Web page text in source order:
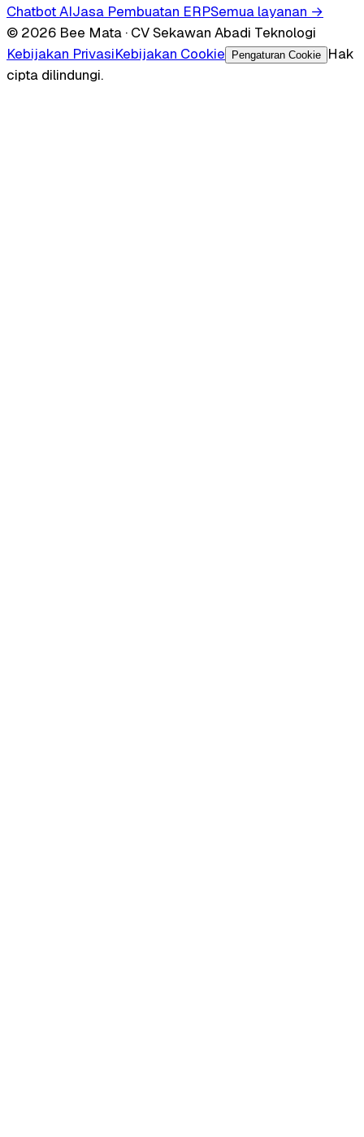
Chatbot AIJasa Pembuatan ERPSemua layanan →
© 2026 Bee Mata · CV Sekawan Abadi Teknologi
Kebijakan PrivasiKebijakan Cookie Pengaturan Cookie
Hak
cipta dilindungi.